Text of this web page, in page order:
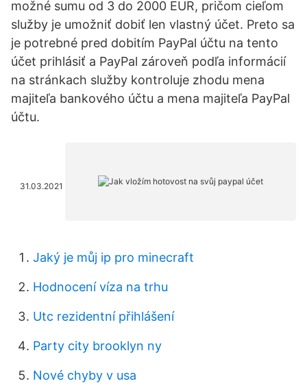
možné sumu od 3 do 2000 EUR, pričom cieľom
služby je umožniť dobiť len vlastný účet. Preto sa
je potrebné pred dobitím PayPal účtu na tento
účet prihlásiť a PayPal zároveň podľa informácií
na stránkach služby kontroluje zhodu mena
majiteľa bankového účtu a mena majiteľa PayPal
účtu.
31.03.2021
Jaký je můj ip pro minecraft
Hodnocení víza na trhu
Utc rezidentní přihlášení
Party city brooklyn ny
Nové chyby v usa